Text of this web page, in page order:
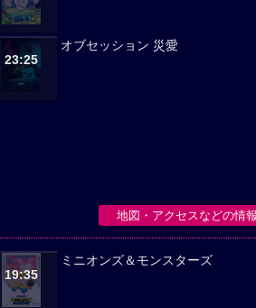
23:25
オブセッション 災愛
19:35
ミニオンズ＆モンスターズ
地図・アクセスなどの情